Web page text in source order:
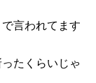
で言われてます
たくらいじゃ